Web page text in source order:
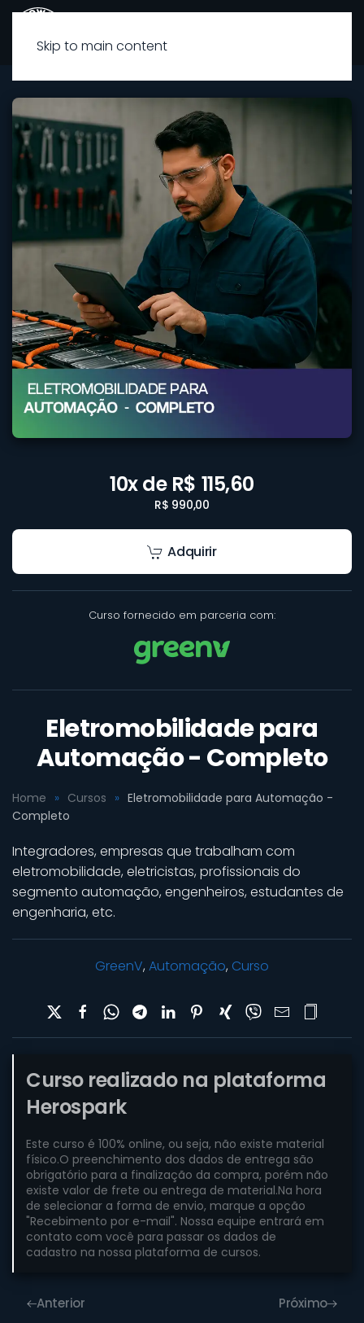
Skip to main content
10x de R$ 115,60
R$ 990,00
Adquirir
Curso fornecido em parceria com:
Eletromobilidade para
Automação - Completo
Home Cursos
Eletromobilidade para Automação -
Completo
Integradores, empresas que trabalham com
eletromobilidade, eletricistas, profissionais do
segmento automação, engenheiros, estudantes de
engenharia, etc.
GreenV, Automação, Curso
Curso realizado na plataforma
Herospark
Este curso é 100% online, ou seja, não existe material
físico.O preenchimento dos dados de entrega são
obrigatório para a finalização da compra, porém não
existe valor de frete ou entrega de material.Na hora
de selecionar a forma de envio, marque a opção
"Recebimento por e-mail". Nossa equipe entrará em
contato com você para passar os dados de
cadastro na nossa plataforma de cursos.
Anterior Próximo